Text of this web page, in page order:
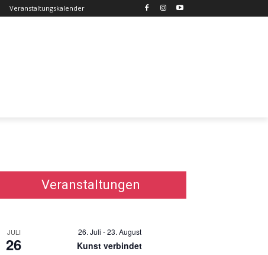
Veranstaltungskalender
Veranstaltungen
JULI
26
26. Juli -23. August
Kunst verbindet